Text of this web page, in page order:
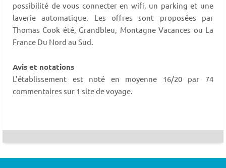
possibilité de vous connecter en wifi, un parking et une
laverie automatique. Les offres sont proposées par
Thomas Cook été, Grandbleu, Montagne Vacances ou La
France Du Nord au Sud.
Avis et notations
L'établissement est noté en moyenne 16/20 par 74
commentaires sur 1 site de voyage.